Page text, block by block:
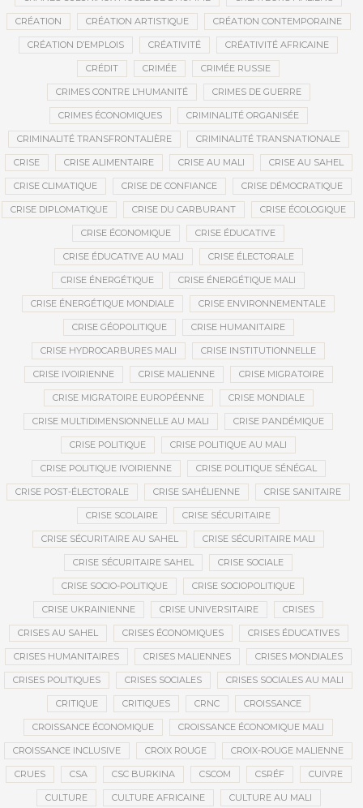
CRÉATION CRÉATION ARTISTIQUE CRÉATION CONTEMPORAINE
CRÉATION D’EMPLOIS CRÉATIVITÉ CRÉATIVITÉ AFRICAINE
CRÉDIT CRIMÉE CRIMÉE RUSSIE
CRIMES CONTRE L’HUMANITÉ CRIMES DE GUERRE
CRIMES ÉCONOMIQUES CRIMINALITÉ ORGANISÉE
CRIMINALITÉ TRANSFRONTALIÈRE CRIMINALITÉ TRANSNATIONALE
CRISE CRISE ALIMENTAIRE CRISE AU MALI CRISE AU SAHEL
CRISE CLIMATIQUE CRISE DE CONFIANCE CRISE DÉMOCRATIQUE
CRISE DIPLOMATIQUE CRISE DU CARBURANT CRISE ÉCOLOGIQUE
CRISE ÉCONOMIQUE CRISE ÉDUCATIVE
CRISE ÉDUCATIVE AU MALI CRISE ÉLECTORALE
CRISE ÉNERGÉTIQUE CRISE ÉNERGÉTIQUE MALI
CRISE ÉNERGÉTIQUE MONDIALE CRISE ENVIRONNEMENTALE
CRISE GÉOPOLITIQUE CRISE HUMANITAIRE
CRISE HYDROCARBURES MALI CRISE INSTITUTIONNELLE
CRISE IVOIRIENNE CRISE MALIENNE CRISE MIGRATOIRE
CRISE MIGRATOIRE EUROPÉENNE CRISE MONDIALE
CRISE MULTIDIMENSIONNELLE AU MALI CRISE PANDÉMIQUE
CRISE POLITIQUE CRISE POLITIQUE AU MALI
CRISE POLITIQUE IVOIRIENNE CRISE POLITIQUE SÉNÉGAL
CRISE POST-ÉLECTORALE CRISE SAHÉLIENNE CRISE SANITAIRE
CRISE SCOLAIRE CRISE SÉCURITAIRE
CRISE SÉCURITAIRE AU SAHEL CRISE SÉCURITAIRE MALI
CRISE SÉCURITAIRE SAHEL CRISE SOCIALE
CRISE SOCIO-POLITIQUE CRISE SOCIOPOLITIQUE
CRISE UKRAINIENNE CRISE UNIVERSITAIRE CRISES
CRISES AU SAHEL CRISES ÉCONOMIQUES CRISES ÉDUCATIVES
CRISES HUMANITAIRES CRISES MALIENNES CRISES MONDIALES
CRISES POLITIQUES CRISES SOCIALES CRISES SOCIALES AU MALI
CRITIQUE CRITIQUES CRNC CROISSANCE
CROISSANCE ÉCONOMIQUE CROISSANCE ÉCONOMIQUE MALI
CROISSANCE INCLUSIVE CROIX ROUGE CROIX-ROUGE MALIENNE
CRUES CSA CSC BURKINA CSCOM CSRÉF CUIVRE
CULTURE CULTURE AFRICAINE CULTURE AU MALI